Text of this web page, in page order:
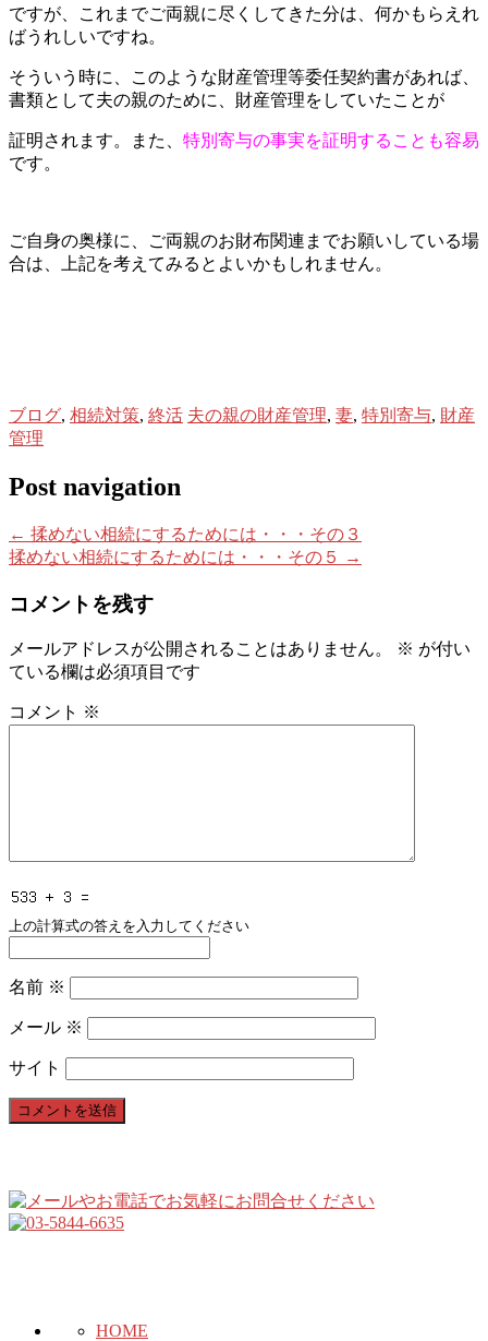
ですが、これまでご両親に尽くしてきた分は、何かもらえれ
ばうれしいですね。
そういう時に、このような財産管理等委任契約書があれば、
書類として夫の親のために、財産管理をしていたことが
証明されます。また、 特別寄与の事実を証明することも容易
です。
ご自身の奥様に、ご両親のお財布関連までお願いしている場
合は、上記を考えてみるとよいかもしれません。
ブログ, 相続対策, 終活 夫の親の財産管理, 妻, 特別寄与, 財産
管理
Post navigation
← 揉めない相続にするためには・・・その３
揉めない相続にするためには・・・その５
→
コメントを残す
メールアドレスが公開されることはありません。 ※ が付い
ている欄は必須項目です
コメント ※
上の計算式の答えを入力してください
名前 ※
メール ※
サイト
HOME